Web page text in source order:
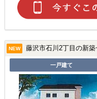
NEW 藤沢市石川2丁目の新築
一戸建て